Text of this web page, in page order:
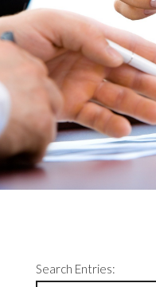
Search Entries: